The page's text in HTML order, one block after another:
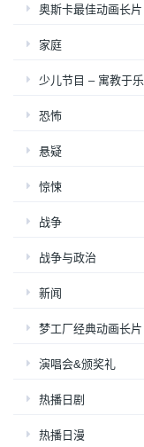
奥斯卡最佳动画长片
家庭
少儿节目 – 寓教于乐
恐怖
悬疑
惊悚
战争
战争与政治
新闻
梦工厂经典动画长片
演唱会&颁奖礼
热播日剧
热播日漫